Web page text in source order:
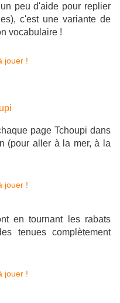
peu d'aide pour replier
c'est une variante de
vocabulaire !
page Tchoupi dans
(pour aller à la mer, à la
en tournant les rabats
tenues complètement